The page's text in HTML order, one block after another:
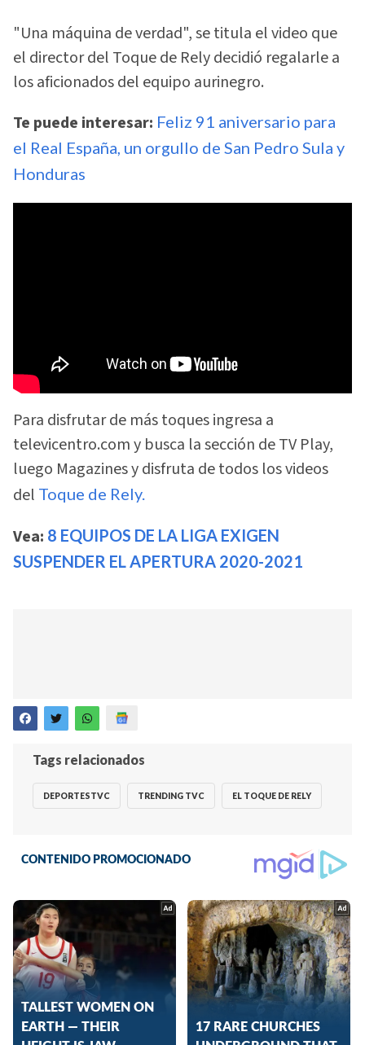
"Una máquina de verdad", se titula el video que
el director del Toque de Rely decidió regalarle a
los aficionados del equipo aurinegro.
Te puede interesar: Feliz 91 aniversario para
el Real España, un orgullo de San Pedro Sula y
Honduras
Para disfrutar de más toques ingresa a
televicentro.com y busca la sección de TV Play,
luego Magazines y disfruta de todos los videos
del Toque de Rely.
Vea: 8 EQUIPOS DE LA LIGA EXIGEN
SUSPENDER EL APERTURA 2020-2021
Tags relacionados
DEPORTESTVC TRENDING TVC EL TOQUE DE RELY